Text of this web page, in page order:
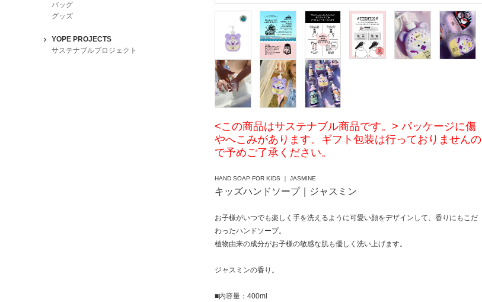
<この商品はサステナブル商品です。> パッケージに傷
やへこみがあります。ギフト包装は行っておりませんの
で予めご了承ください。
HAND SOAP FOR KIDS ｜ JASMINE
キッズハンドソープ｜ジャスミン
お子様がいつでも楽しく手を洗えるように可愛い顔をデザインして、香りにもこだ
わったハンドソープ。
植物由来の成分がお子様の敏感な肌も優しく洗い上げます。
ジャスミンの香り。
■内容量：400ml
バッグ
グッズ
YOPE PROJECTS
サステナブルプロジェクト